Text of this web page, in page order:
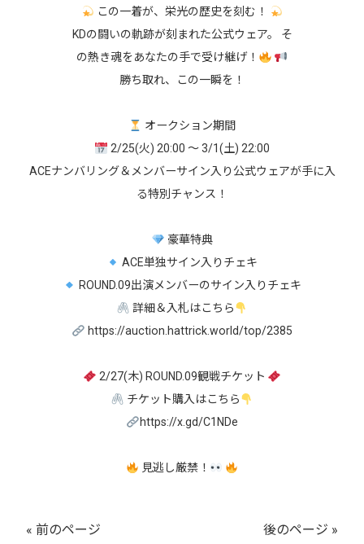
この一着が、栄光の歴史を刻む！
KDの闘いの軌跡が刻まれた公式ウェア。 そ
の熱き魂をあなたの手で受け継げ！
勝ち取れ、この一瞬を！
オークション期間
2/25(火) 20:00 ～ 3/1(土) 22:00
ACEナンバリング＆メンバーサイン入り公式ウェアが手に入
る特別チャンス！
豪華特典
ACE単独サイン入りチェキ
ROUND.09出演メンバーのサイン入りチェキ
詳細＆入札はこちら
https://auction.hattrick.world/top/2385
2/27(木) ROUND.09観戦チケット
チケット購入はこちら
https://x.gd/C1NDe
見逃し厳禁！
« 前のページ 後のページ »